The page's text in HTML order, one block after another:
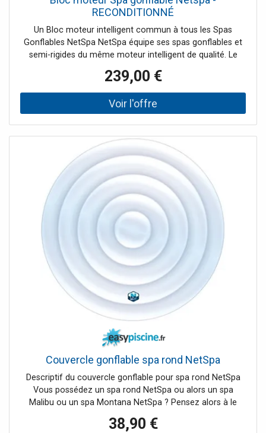
RECONDITIONNÉ
Un Bloc moteur intelligent commun à tous les Spas
Gonflables NetSpa NetSpa équipe ses spas gonflables et
semi-rigides du même moteur intelligent de qualité. Le
d'un écran digital intuitif. Chaque bouton à sa
fonctionnalité : gonfler la structure du spa, régler la
température de l'eau, contrôler la filtration et diffuser les
bulles relaxantes dans l'ensemble du bain. 1500 W
Silver, Malibu, Caïman, Boa, Montana, Python, Vita 2000 W
compatible avec le Spa de la marque Netspa : Octopus
*Garantie 1 an : produit reconditionné [fsm
display="image" ids="268" link="0"] Caractéristiques du
Bloc moteur Panneau de contrôle Panneau digital intégré
Alimentation 240V ~ 50Hz Pompe Pompe à air et à bulles
650 W Niveau sonore Pompe à bulles 68 dB à 1 m Pompe
Débit de filtration 1200 L/h Réchauffeur PTC Puissance
1500/2000 W Vitesse 1.5°C – 2.5°C/heure Température
maximale 42 °C Double isolation du réchauffeur
Conditions d'utilisation 5°C & plus Certification CE et GS
239,00 €
Couvercle gonflable spa rond NetSpa
Descriptif du couvercle gonflable pour spa rond NetSpa
Vous possédez un spa rond NetSpa ou alors un spa
Malibu ou un spa Montana NetSpa ? Pensez alors à le
couvercle gonflable NetSpa préserve la chaleur de votre
38,90 €